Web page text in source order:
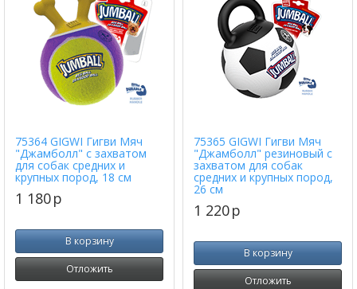
75364 GIGWI Гигви Мяч
"Джамболл" с захватом
для собак средних и
крупных пород, 18 см
1 180p
В корзину
Отложить
75365 GIGWI Гигви Мяч
"Джамболл" резиновый с
захватом для собак
средних и крупных пород,
26 см
1 220p
В корзину
Отложить